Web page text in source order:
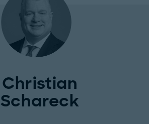
Christian
Schareck